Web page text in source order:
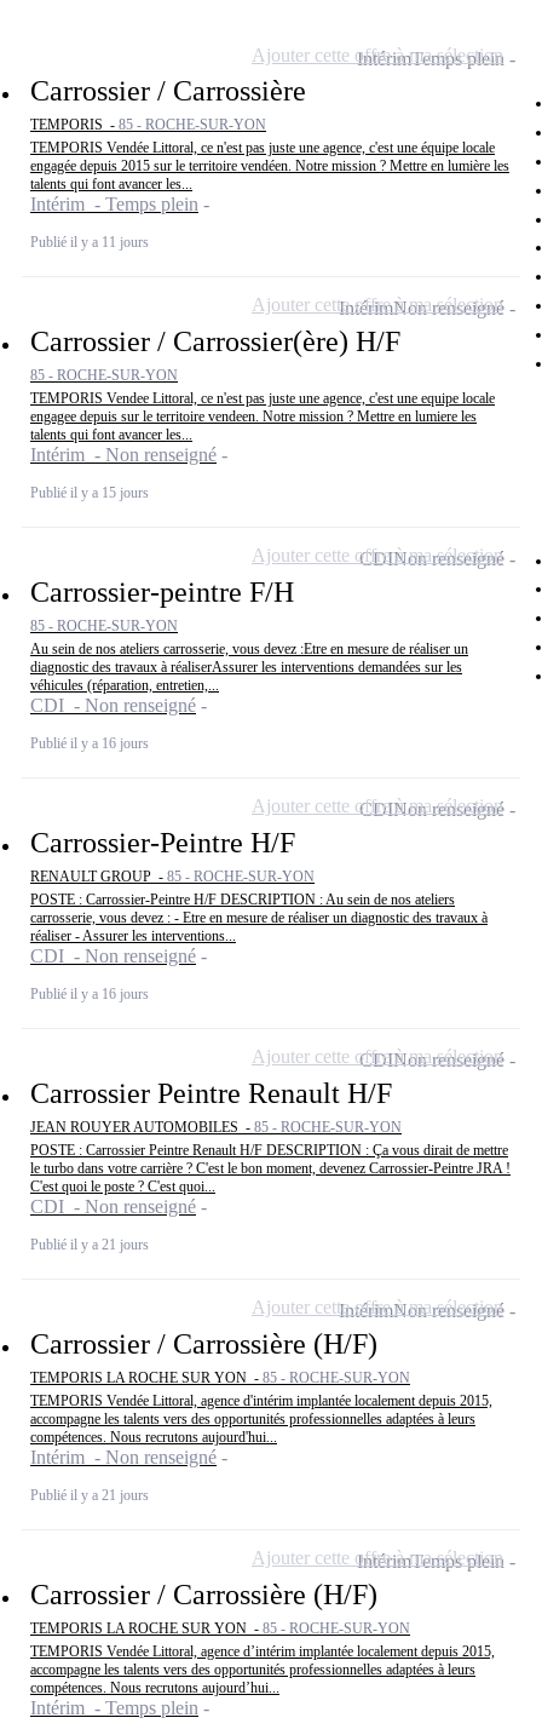
Carrossier / Carrossière
TEMPORIS - 85 - ROCHE-SUR-YON
TEMPORIS Vendée Littoral, ce n'est pas juste une agence, c'est une équipe locale
engagée depuis 2015 sur le territoire vendéen. Notre mission ? Mettre en lumière les
talents qui font avancer les...
Intérim - Temps plein
Publié il y a 11 jours
IntérimTemps plein
Ajouter cette offre à ma sélection
Carrossier / Carrossier(ère) H/F
85 - ROCHE-SUR-YON
TEMPORIS Vendee Littoral, ce n'est pas juste une agence, c'est une equipe locale
engagee depuis sur le territoire vendeen. Notre mission ? Mettre en lumiere les
talents qui font avancer les...
Intérim - Non renseigné
Publié il y a 15 jours
IntérimNon renseigné
Ajouter cette offre à ma sélection
Carrossier-peintre F/H
85 - ROCHE-SUR-YON
Au sein de nos ateliers carrosserie, vous devez :Etre en mesure de réaliser un
diagnostic des travaux à réaliserAssurer les interventions demandées sur les
véhicules (réparation, entretien,...
CDI - Non renseigné
Publié il y a 16 jours
CDINon renseigné
Ajouter cette offre à ma sélection
Carrossier-Peintre H/F
RENAULT GROUP - 85 - ROCHE-SUR-YON
POSTE : Carrossier-Peintre H/F DESCRIPTION : Au sein de nos ateliers
carrosserie, vous devez : - Etre en mesure de réaliser un diagnostic des travaux à
réaliser - Assurer les interventions...
CDI - Non renseigné
Publié il y a 16 jours
CDINon renseigné
Ajouter cette offre à ma sélection
Carrossier Peintre Renault H/F
JEAN ROUYER AUTOMOBILES - 85 - ROCHE-SUR-YON
POSTE : Carrossier Peintre Renault H/F DESCRIPTION : Ça vous dirait de mettre
le turbo dans votre carrière ? C'est le bon moment, devenez Carrossier-Peintre JRA !
C'est quoi le poste ? C'est quoi...
CDI - Non renseigné
Publié il y a 21 jours
CDINon renseigné
Ajouter cette offre à ma sélection
Carrossier / Carrossière (H/F)
TEMPORIS LA ROCHE SUR YON - 85 - ROCHE-SUR-YON
TEMPORIS Vendée Littoral, agence d'intérim implantée localement depuis 2015,
accompagne les talents vers des opportunités professionnelles adaptées à leurs
compétences. Nous recrutons aujourd'hui...
Intérim - Non renseigné
Publié il y a 21 jours
IntérimNon renseigné
Ajouter cette offre à ma sélection
Carrossier / Carrossière (H/F)
TEMPORIS LA ROCHE SUR YON - 85 - ROCHE-SUR-YON
TEMPORIS Vendée Littoral, agence d’intérim implantée localement depuis 2015,
accompagne les talents vers des opportunités professionnelles adaptées à leurs
compétences. Nous recrutons aujourd’hui...
Intérim - Temps plein
IntérimTemps plein
Ajouter cette offre à ma sélection